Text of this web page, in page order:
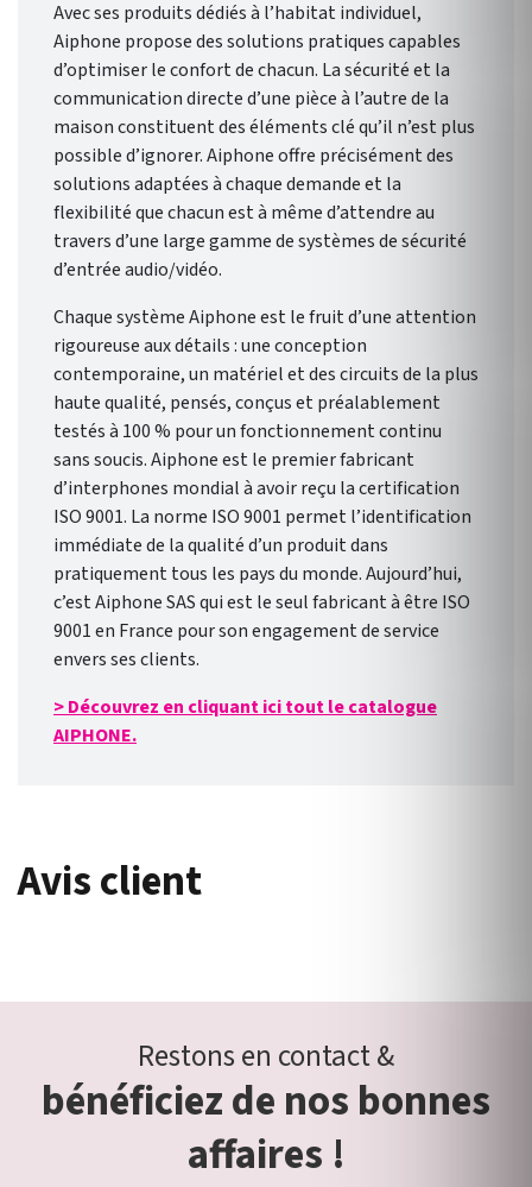
Avec ses produits dédiés à l’habitat individuel,
Aiphone propose des solutions pratiques capables
d’optimiser le confort de chacun. La sécurité et la
communication directe d’une pièce à l’autre de la
maison constituent des éléments clé qu’il n’est plus
possible d’ignorer. Aiphone offre précisément des
solutions adaptées à chaque demande et la
flexibilité que chacun est à même d’attendre au
travers d’une large gamme de systèmes de sécurité
d’entrée audio/vidéo.
Chaque système Aiphone est le fruit d’une attention
rigoureuse aux détails : une conception
contemporaine, un matériel et des circuits de la plus
haute qualité, pensés, conçus et préalablement
testés à 100 % pour un fonctionnement continu
sans soucis. Aiphone est le premier fabricant
d’interphones mondial à avoir reçu la certification
ISO 9001. La norme ISO 9001 permet l’identification
immédiate de la qualité d’un produit dans
pratiquement tous les pays du monde. Aujourd’hui,
c’est Aiphone SAS qui est le seul fabricant à être ISO
9001 en France pour son engagement de service
envers ses clients.
> Découvrez en cliquant ici tout le catalogue
AIPHONE.
Avis client
Restons en contact &
bénéficiez de nos bonnes
affaires !